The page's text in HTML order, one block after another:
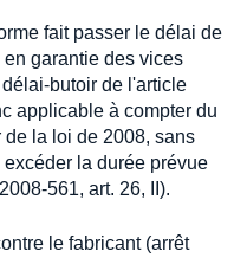
fait passer le délai de
garantie des vices
butoir de l'article
applicable à compter du
la loi de 2008, sans
la durée prévue
561, art. 26, II).
le fabricant (arrêt